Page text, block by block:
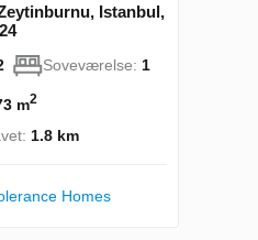
Istanbul,
Soveværelse: 1
m2
1.8 km
Homes